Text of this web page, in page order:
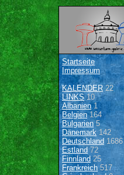
Startseite
Impressum
KALENDER22
LINKS10
Albanien1
Belgien164
Bulgarien 5
Dänemark142
Deutschland 1686
Estland 72
Finnland 25
Frankreich517